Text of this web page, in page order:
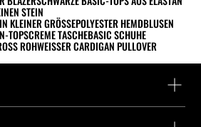
STEIN
KLEINER GRÖSSE POLYESTER HEMDBLUSEN
TOPS CREME TASCHEBASIC SCHUHE
ROH WEISSER CARDIGAN PULLOVER